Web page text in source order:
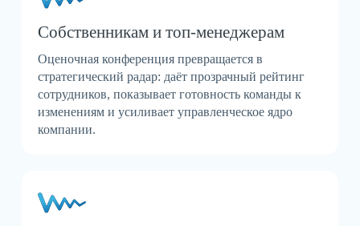
Собственникам и топ-менеджерам
Оценочная конференция превращается в
стратегический радар: даёт прозрачный рейтинг
сотрудников, показывает готовность команды к
изменениям и усиливает управленческое ядро
компании.